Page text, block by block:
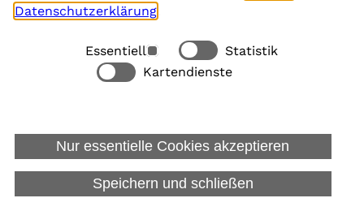
Datenschutzerklärung
Essentiell
Statistik
Kartendienste
Nur essentielle Cookies akzeptieren
Speichern und schließen